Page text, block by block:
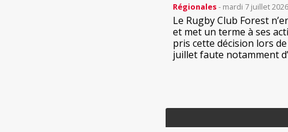
Régionales- mardi 7 juillet 2026
Le Rugby Club Forest
et met un terme à ses
pris cette décision lors
juillet faute notamment